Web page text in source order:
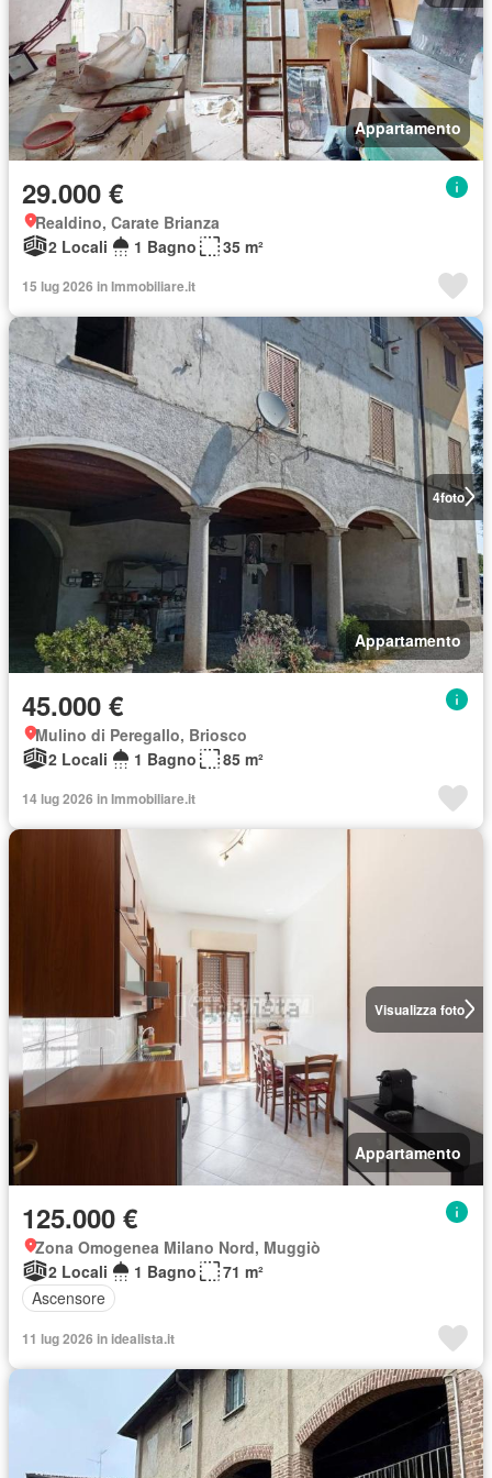
Appartamento
29.000 €
Realdino, Carate Brianza
2 Locali
1 Bagno 35 m²
15 lug 2026 in Immobiliare.it
4foto
Appartamento
45.000 €
Mulino di Peregallo, Briosco
2 Locali
1 Bagno 85 m²
14 lug 2026 in Immobiliare.it
Visualizza foto
Appartamento
125.000 €
Zona Omogenea Milano Nord, Muggiò
2 Locali
1 Bagno
71 m²
Ascensore
11 lug 2026 in idealista.it